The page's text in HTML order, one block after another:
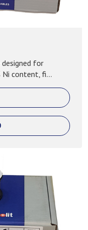
for
content, fi...